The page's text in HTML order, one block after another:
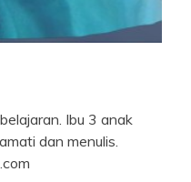
Ibu 3 anak
dan menulis.